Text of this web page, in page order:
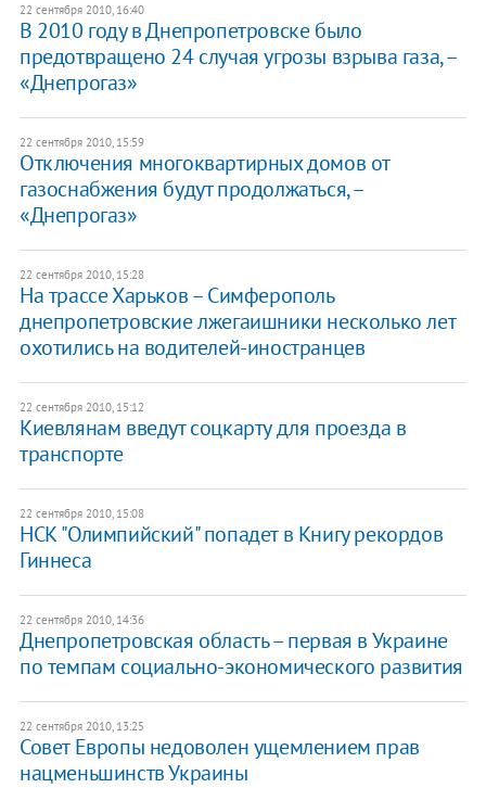
22 сентября 2010, 16:40
В 2010 году в Днепропетровске было
предотвращено 24 случая угрозы взрыва газа, –
«Днепрогаз»
22 сентября 2010, 15:59
Отключения многоквартирных домов от
газоснабжения будут продолжаться, –
«Днепрогаз»
22 сентября 2010, 15:28
На трассе Харьков – Симферополь
днепропетровские лжегаишники несколько лет
охотились на водителей-иностранцев
22 сентября 2010, 15:12
Киевлянам введут соцкарту для проезда в
транспорте
22 сентября 2010, 15:08
НСК "Олимпийский" попадет в Книгу рекордов
Гиннеса
22 сентября 2010, 14:36
Днепропетровская область – первая в Украине
по темпам социально-экономического развития
22 сентября 2010, 13:25
Совет Европы недоволен ущемлением прав
нацменьшинств Украины